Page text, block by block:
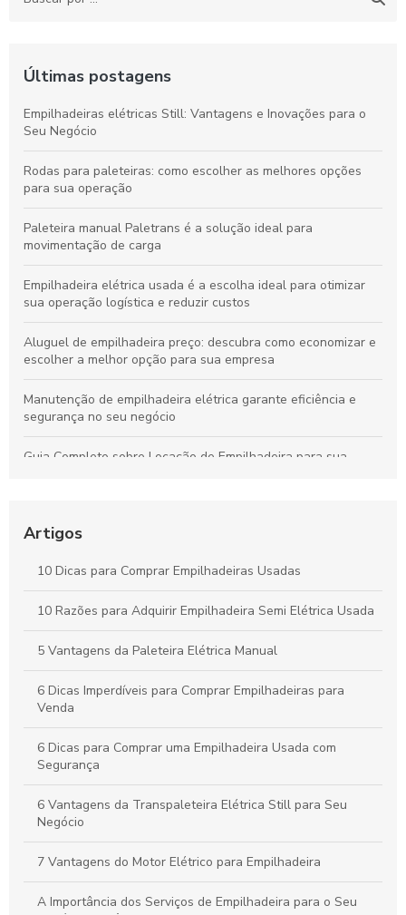
Últimas postagens
Empilhadeiras elétricas Still: Vantagens e Inovações para o
Seu Negócio
Rodas para paleteiras: como escolher as melhores opções
para sua operação
Paleteira manual Paletrans é a solução ideal para
movimentação de carga
Empilhadeira elétrica usada é a escolha ideal para otimizar
sua operação logística e reduzir custos
Aluguel de empilhadeira preço: descubra como economizar e
escolher a melhor opção para sua empresa
Manutenção de empilhadeira elétrica garante eficiência e
segurança no seu negócio
Guia Completo sobre Locação de Empilhadeira para sua
Empresa
Como Escolher a Melhor Selecionadora de Pedidos para Seu
Negócio
Peças para Empilhadeira: Como Escolher as Melhores Opções
para seu Equipamento
Artigos
10 Dicas para Comprar Empilhadeiras Usadas
10 Razões para Adquirir Empilhadeira Semi Elétrica Usada
5 Vantagens da Paleteira Elétrica Manual
6 Dicas Imperdíveis para Comprar Empilhadeiras para
Venda
6 Dicas para Comprar uma Empilhadeira Usada com
Segurança
6 Vantagens da Transpaleteira Elétrica Still para Seu
Negócio
7 Vantagens do Motor Elétrico para Empilhadeira
A Importância dos Serviços de Empilhadeira para o Seu